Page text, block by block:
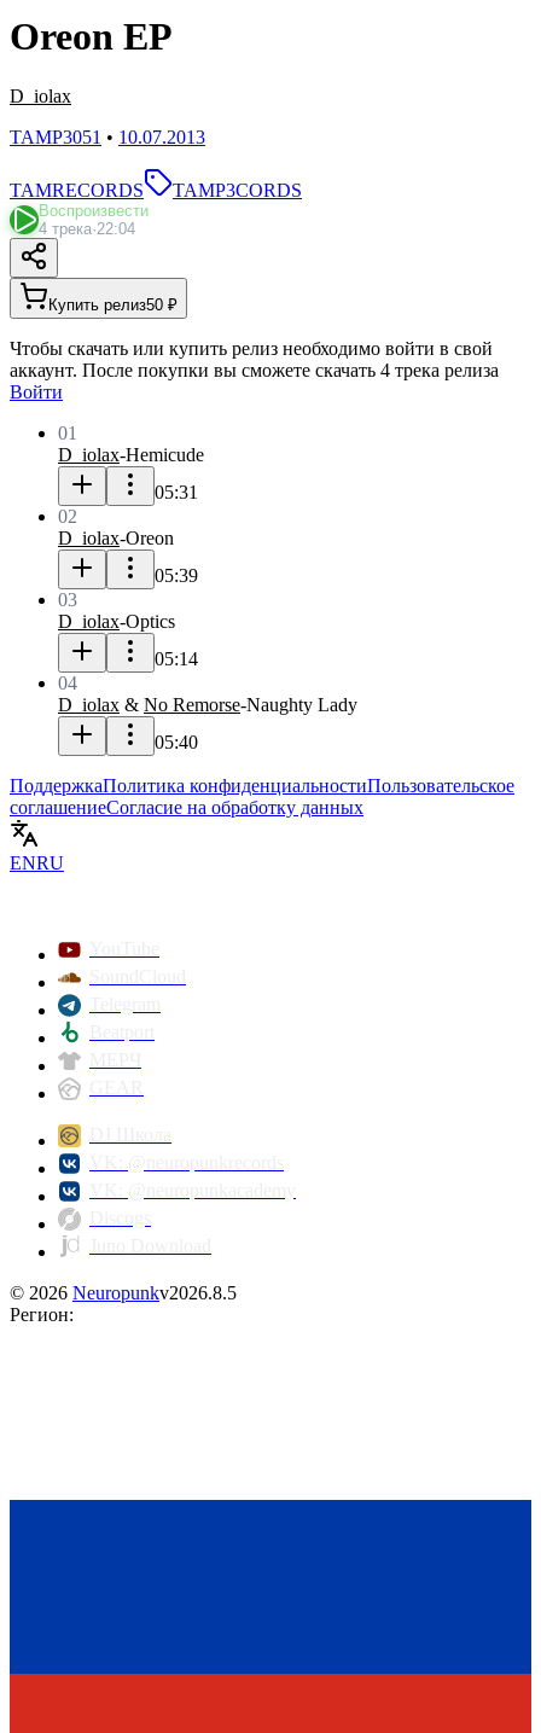
Oreon EP
D_iolax
TAMP3051 • 10.07.2013
TAMRECORDS TAMP3CORDS
Воспроизвести
4 трека·22:04
Купить релиз50 ₽
Чтобы скачать или купить релиз необходимо войти в свой
аккаунт. После покупки вы сможете скачать 4 трека релиза
Войти
01
D_iolax-Hemicude
05:31
02
D_iolax-Oreon
05:39
03
D_iolax-Optics
05:14
04
D_iolax & No Remorse-Naughty Lady
05:40
ПоддержкаПолитика конфиденциальностиПользовательское
соглашениеСогласие на обработку данных
ENRU
© 2026 Neuropunkv2026.8.5
Регион: